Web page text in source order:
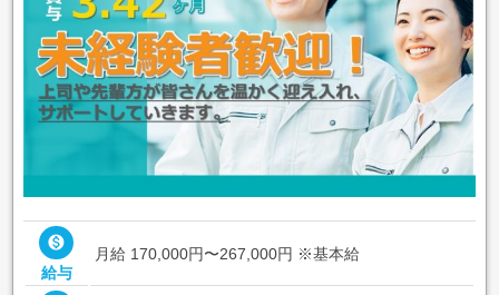

給与
月給 170,000円〜267,000円 ※基本給